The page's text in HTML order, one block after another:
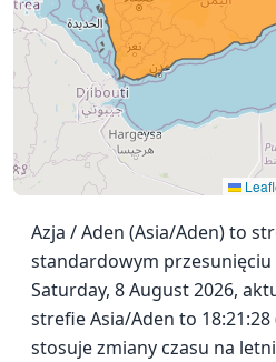
Azja / Aden (Asia/Aden) to
standardowym przesunięciu
Saturday, 8 August 2026,
strefie Asia/Aden to 18:21:28
stosuje zmiany czasu na